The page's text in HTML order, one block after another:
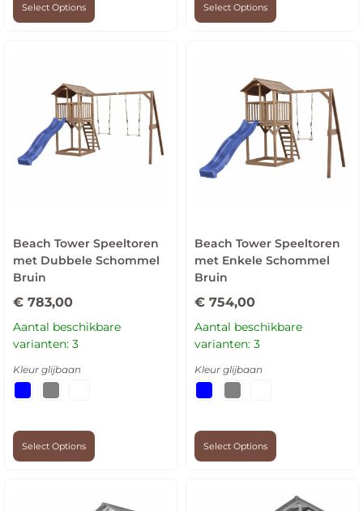
Select Options Select Options
Beach Tower Speeltoren
met Dubbele Schommel
Bruin
€ 783,00
Aantal beschikbare
varianten: 3
Kleur glijbaan
Select Options
Beach Tower Speeltoren
met Enkele Schommel
Bruin
€ 754,00
Aantal beschikbare
varianten: 3
Kleur glijbaan
Select Options